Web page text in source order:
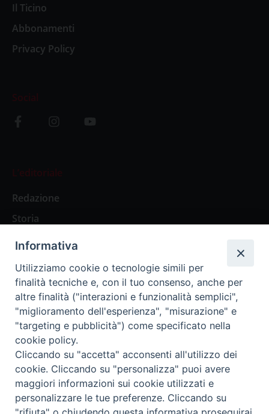
Il Ticino
Abbonamenti
Privacy Policy
Social
L’editoriale
Redazione
Storia
Abbonamenti
Abbonamento Annuale Digitale
Abbonamento Annuale Cartaceo
Abbonamento Singola Copia Digitale
Redazione: Pavia, Piazza Duomo 11 - tel. 0382.24736 -
Informativa
Utilizziamo cookie o tecnologie simili per
finalità tecniche e, con il tuo consenso, anche per
altre finalità ("interazioni e funzionalità semplici",
"miglioramento dell'esperienza", "misurazione" e
"targeting e pubblicità") come specificato nella
cookie policy.
Cliccando su "accetta" acconsenti all'utilizzo dei
cookie. Cliccando su "personalizza" puoi avere
maggiori informazioni sui cookie utilizzati e
personalizzare le tue preferenze. Cliccando su